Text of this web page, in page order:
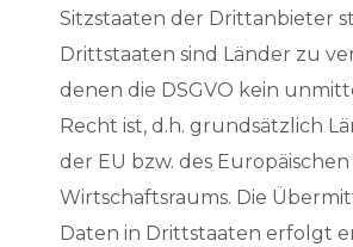
Sitzstaaten der Drittanbieter
Drittstaaten sind Länder zu
denen die DSGVO kein
Recht ist, d.h. grundsätzlich
der EU bzw. des Europäischen
Wirtschaftsraums. Die
Daten in Drittstaaten erfolgt